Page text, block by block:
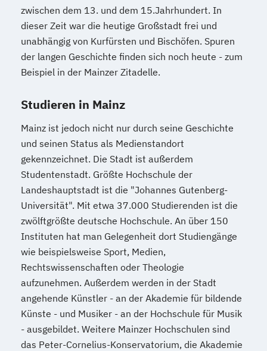
zwischen dem 13. und dem 15.Jahrhundert. In
dieser Zeit war die heutige Großstadt frei und
unabhängig von Kurfürsten und Bischöfen. Spuren
der langen Geschichte finden sich noch heute - zum
Beispiel in der Mainzer Zitadelle.
Studieren in Mainz
Mainz ist jedoch nicht nur durch seine Geschichte
und seinen Status als Medienstandort
gekennzeichnet. Die Stadt ist außerdem
Studentenstadt. Größte Hochschule der
Landeshauptstadt ist die "Johannes Gutenberg-
Universität". Mit etwa 37.000 Studierenden ist die
zwölftgrößte deutsche Hochschule. An über 150
Instituten hat man Gelegenheit dort Studiengänge
wie beispielsweise Sport, Medien,
Rechtswissenschaften oder Theologie
aufzunehmen. Außerdem werden in der Stadt
angehende Künstler - an der Akademie für bildende
Künste - und Musiker - an der Hochschule für Musik
- ausgebildet. Weitere Mainzer Hochschulen sind
das Peter-Cornelius-Konservatorium, die Akademie